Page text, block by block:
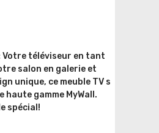
téléviseur en tant
salon en galerie et
unique, ce meuble TV s
gamme MyWall.
spécial!